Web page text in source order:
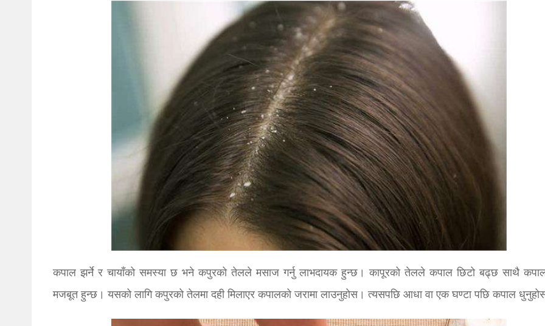
कपाल झर्ने र चायाँको समस्या छ भने कपुरको तेलले मसाज गर्नु लाभदायक हुन्छ। कापूरको तेलले कपाल छिटो बढ्छ साथै
मजबूत हुन्छ। यसको लागि कपुरको तेलमा दही मिलाएर कपालको जरामा लाउनुहोस। त्यसपछि आधा वा एक घण्टा पछि कपाल